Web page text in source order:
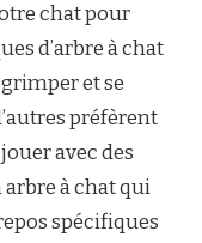
chat pour
d’arbre à chat
et se
préfèrent
avec des
à chat qui
spécifiques